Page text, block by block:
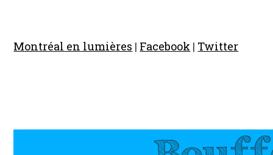
Montréal en lumières | Facebook | Twitter